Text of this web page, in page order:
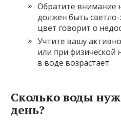
Обратите внимание
должен быть
цвет говорит о
Учтите вашу
или при физической
в воде возрастает.
Сколько воды
день?